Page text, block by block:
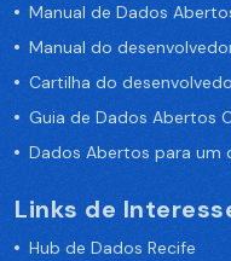
Manual de Dados
Manual do
Cartilha do
Guia de Dados Abertos
Dados Abertos para um
Links de
Hub de Dados Recife